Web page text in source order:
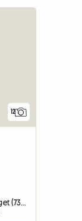
12
Gesamte Unterkunft | Villarodin-Bourget (73500) | 100 M2